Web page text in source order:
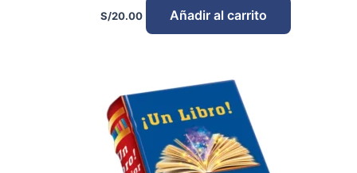
S/20.00 Añadir al carrito